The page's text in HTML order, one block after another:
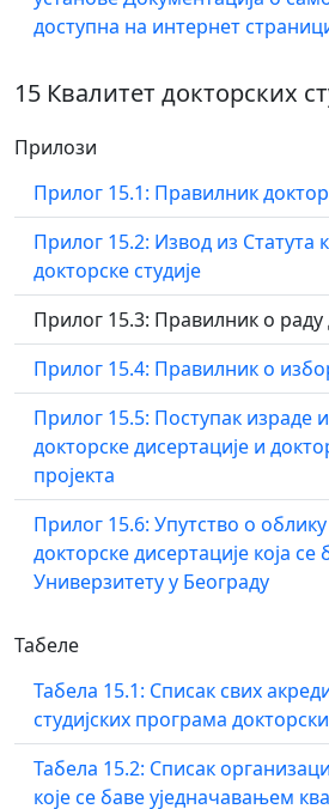
доступна на интернет
15 Квалитет докторских
Прилози
Прилог 15.1: Правилник
Прилог 15.2: Извод из Статута
докторске студије
Прилог 15.3: Правилник о
Прилог 15.4: Правилник о
Прилог 15.5: Поступак израде
докторске дисертације и
пројекта
Прилог 15.6: Упутство о
докторске дисертације која се
Универзитету у Београду
Табеле
Табела 15.1: Списак свих
студијских програма
Табела 15.2: Списак
које се баве уједначавањем